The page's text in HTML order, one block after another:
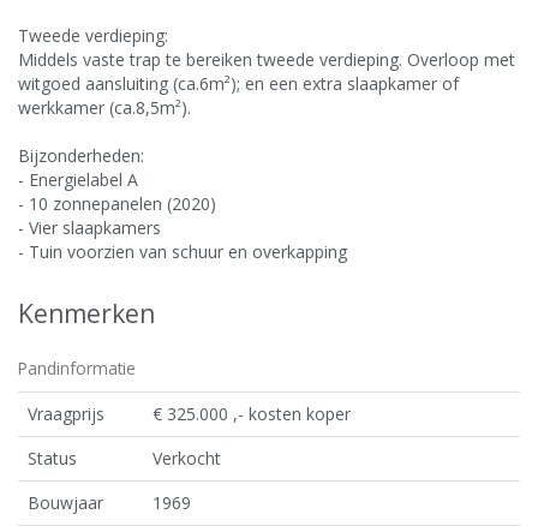
Tweede verdieping:
Middels vaste trap te bereiken tweede verdieping. Overloop met
witgoed aansluiting (ca.6m²); en een extra slaapkamer of
werkkamer (ca.8,5m²).
Bijzonderheden:
- Energielabel A
- 10 zonnepanelen (2020)
- Vier slaapkamers
- Tuin voorzien van schuur en overkapping
Kenmerken
Pandinformatie
Vraagprijs
€ 325.000 ,- kosten koper
Status
Verkocht
Bouwjaar
1969